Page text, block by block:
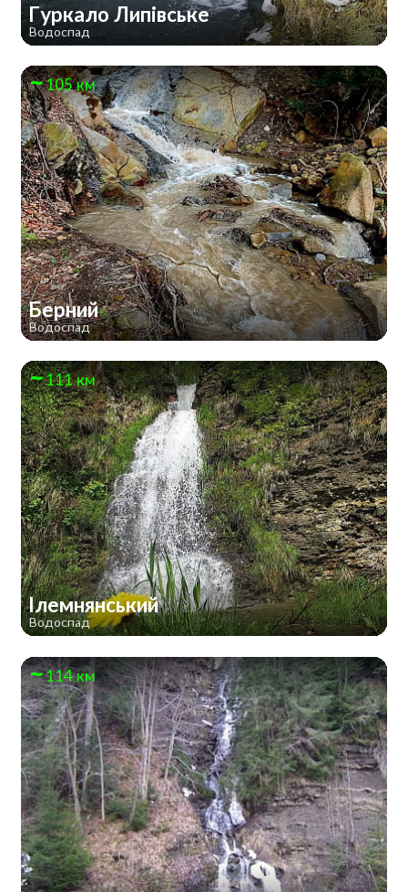
Гуркало Липівське
Водоспад
105 км
Берний
Водоспад
111 км
Ілемнянський
Водоспад
114 км